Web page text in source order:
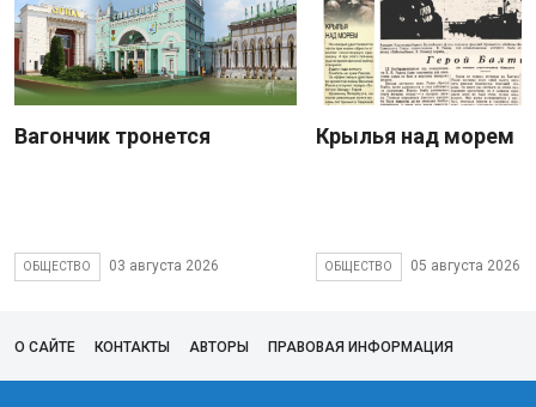
Вагончик тронется
ОБЩЕСТВО 03 августа 2026
Крылья над морем
ОБЩЕСТВО 05 августа 2026
О САЙТЕ КОНТАКТЫ АВТОРЫ ПРАВОВАЯ ИНФОРМАЦИЯ